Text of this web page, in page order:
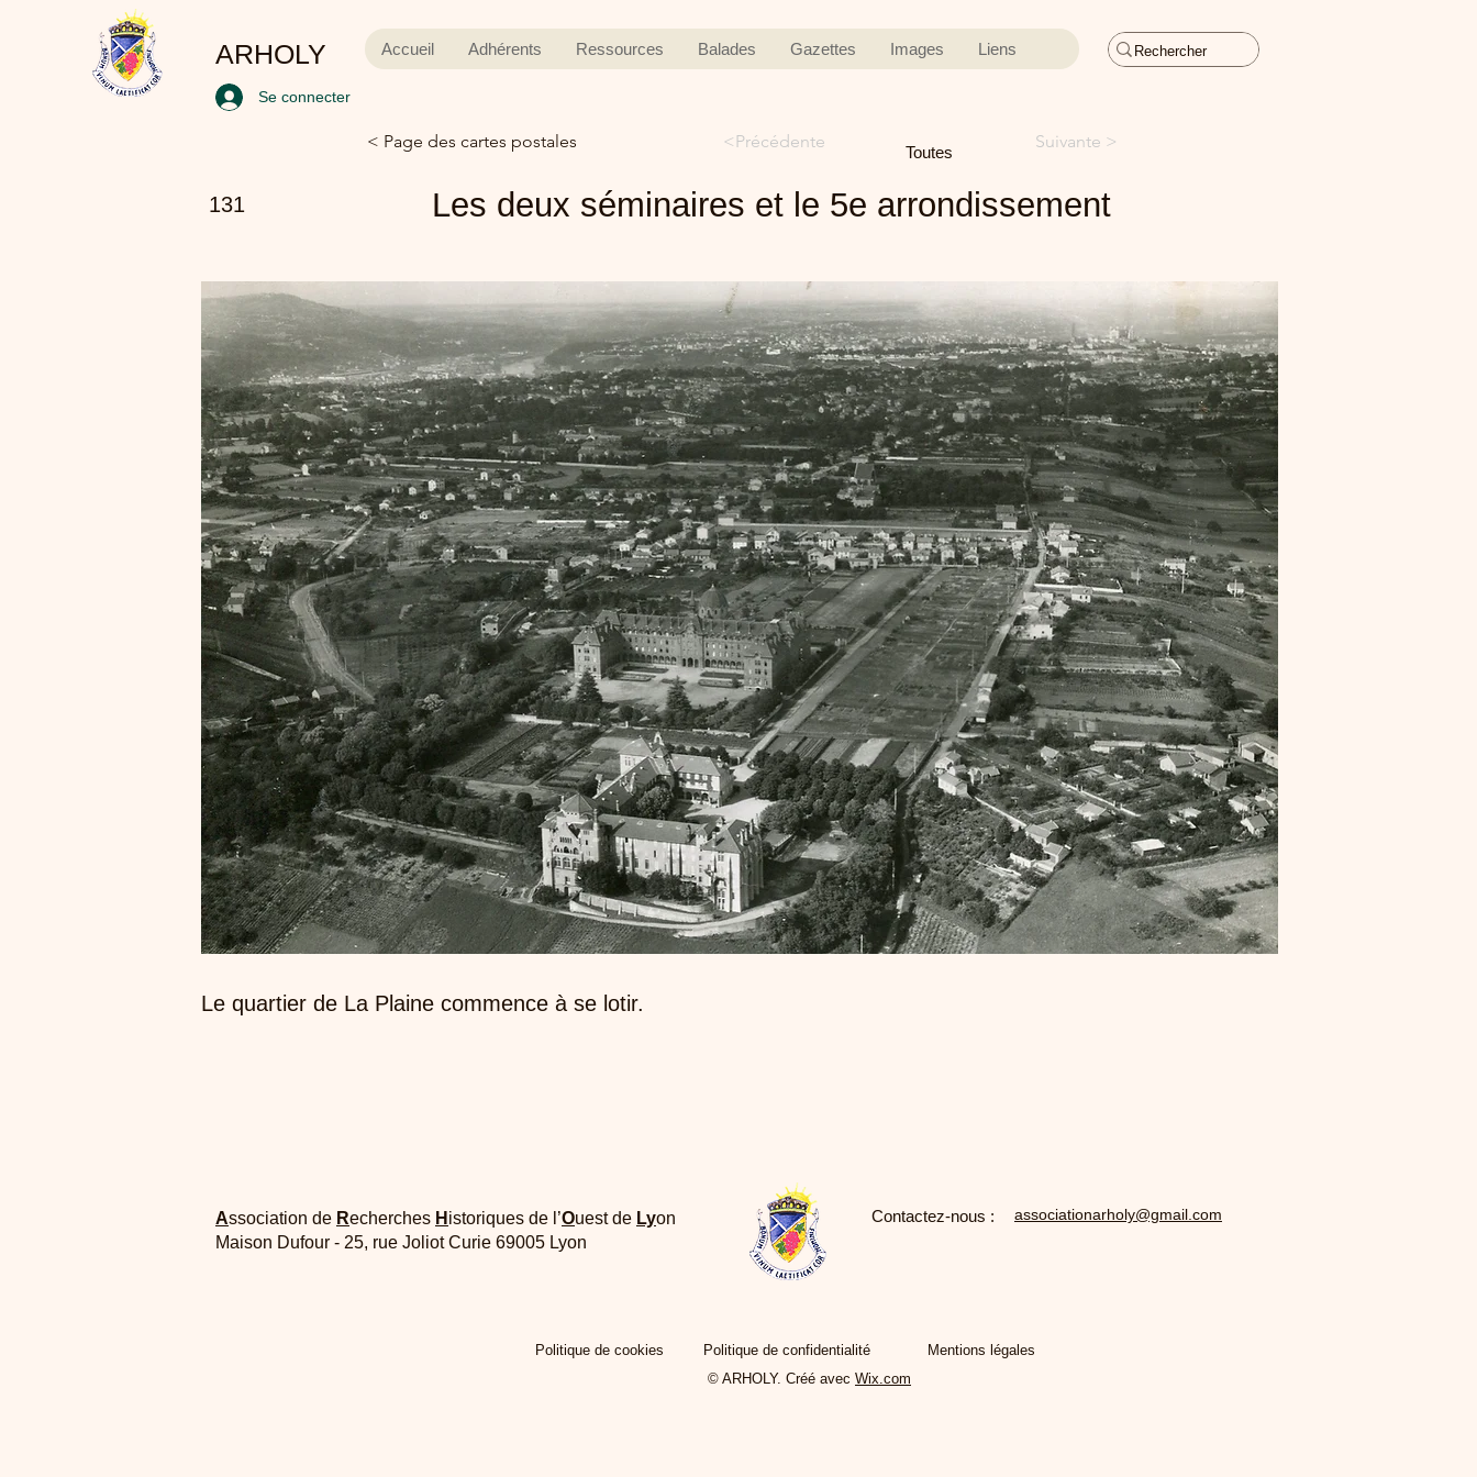
ARHOLY Accueil Adhérents Ressources Balades Gazettes Images Liens
Se connecter
< Page des cartes postales <Précédente
Toutes
Suivante >
131 Les deux séminaires et le 5e arrondissement
Le quartier de La Plaine commence à se lotir.
Association de Recherches H istoriques de l’Ouest de Lyon
Maison Dufour - 25, rue Joliot Curie 69005 Lyon
Contactez-nous : associationarholy@gmail.com
Politique de cookies Politique de confidentialité
Mentions légales
© ARHOLY. Créé avec Wix.com